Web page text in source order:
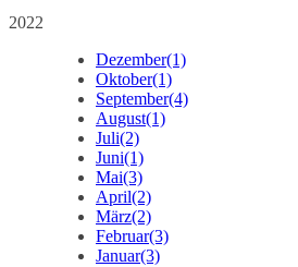
2022
Dezember(1)
Oktober(1)
September(4)
August(1)
Juli(2)
Juni(1)
Mai(3)
April(2)
März(2)
Februar(3)
Januar(3)